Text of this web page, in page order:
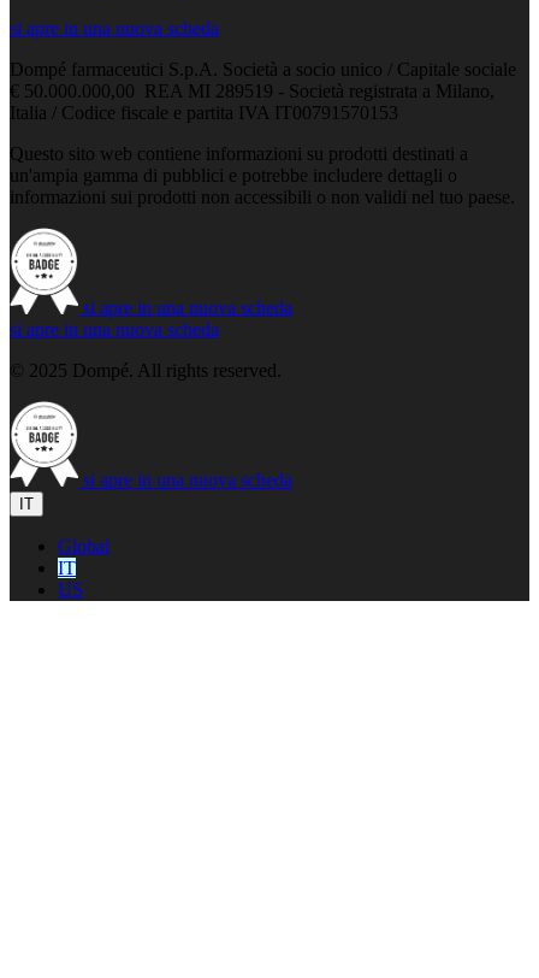
si apre in una nuova scheda
Dompé farmaceutici S.p.A. Società a socio unico / Capitale sociale
€ 50.000.000,00 REA MI 289519 - Società registrata a Milano,
Italia / Codice fiscale e partita IVA IT00791570153
Questo sito web contiene informazioni su prodotti destinati a
un'ampia gamma di pubblici e potrebbe includere dettagli o
informazioni sui prodotti non accessibili o non validi nel tuo paese.
si apre in una nuova scheda
si apre in una nuova scheda
© 2025 Dompé. All rights reserved.
si apre in una nuova scheda
IT
Global
IT
US